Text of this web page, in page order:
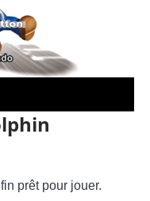
prêt pour jouer.